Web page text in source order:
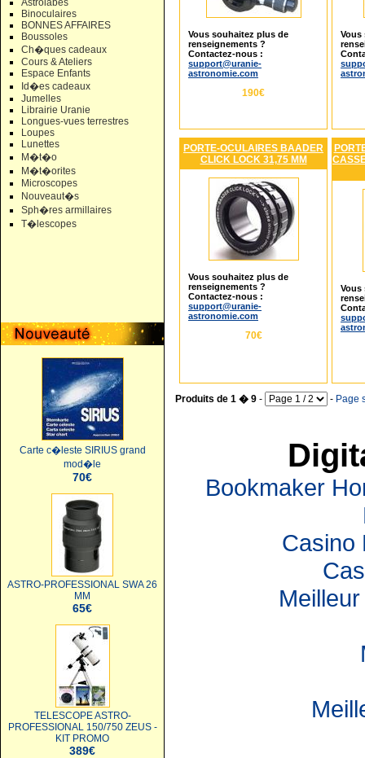
Astrolabes
Binoculaires
BONNES AFFAIRES
Boussoles
Ch�ques cadeaux
Cours & Ateliers
Espace Enfants
Id�es cadeaux
Jumelles
Librairie Uranie
Longues-vues terrestres
Loupes
Lunettes
M�t�o
M�t�orites
Microscopes
Nouveaut�s
Sph�res armillaires
T�lescopes
Carte c�leste SIRIUS grand
mod�le
70€
ASTRO-PROFESSIONAL SWA 26
MM
65€
TELESCOPE ASTRO-
PROFESSIONAL 150/750 ZEUS -
KIT PROMO
389€
Vous souhaitez plus de
renseignements ?
Contactez-nous :
support@uranie-
astronomie.com
190€
Vous
PORTE-OCULAIRES BAADER
CLICK LOCK 31,75 MM
Vous souhaitez plus de
renseignements ?
Contactez-nous :
support@uranie-
astronomie.com
70€
Vous
Produits de 1 � 9 - - Page
Bookmaker
Casino